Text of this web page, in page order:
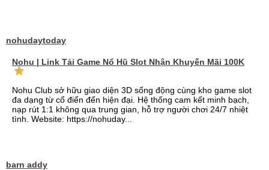
nohudaytoday
Nohu | Link Tải Game Nổ Hũ Slot Nhận Khuyến Mãi 100K
Nohu Club sở hữu giao diện 3D sống động cùng kho game slot
đa dạng từ cổ điển đến hiện đại. Hệ thống cam kết minh bạch,
nạp rút 1:1 không qua trung gian, hỗ trợ người chơi 24/7 nhiệt
tình. Website: https://nohuday...
barn addy